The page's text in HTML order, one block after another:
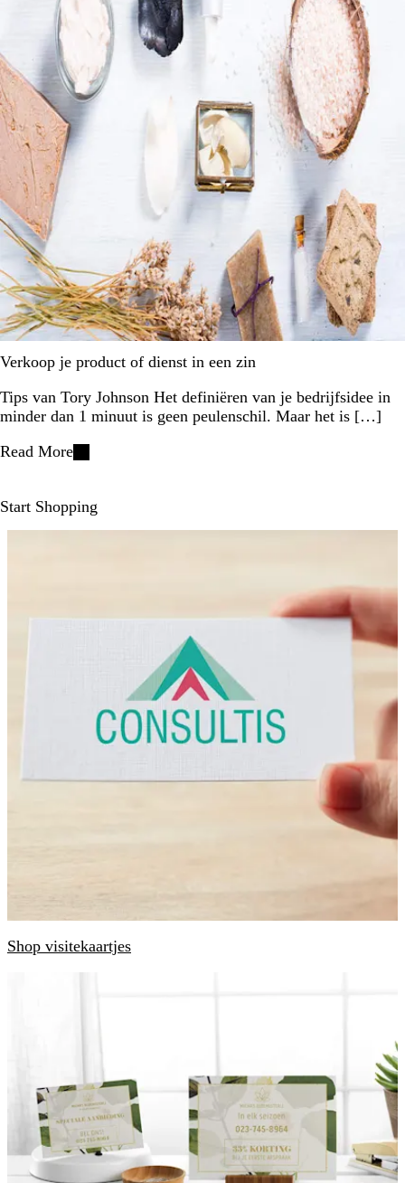
Verkoop je product of dienst in een zin
Tips van Tory Johnson Het definiëren van je bedrijfsidee in
minder dan 1 minuut is geen peulenschil. Maar het is […]
Read More
Start Shopping
Shop visitekaartjes